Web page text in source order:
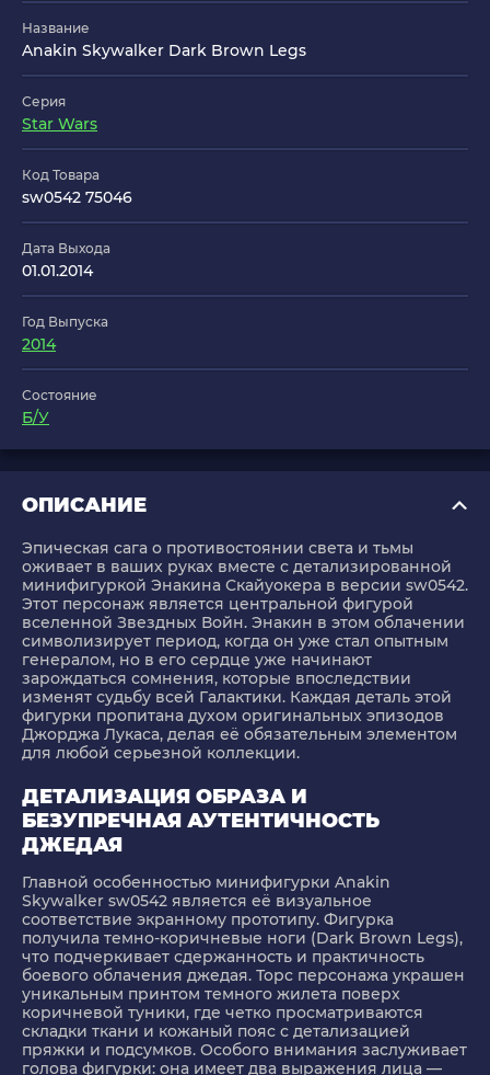
Название
Anakin Skywalker Dark Brown Legs
Серия
Star Wars
Код Товара
sw0542 75046
Дата Выхода
01.01.2014
Год Выпуска
2014
Состояние
Б/У
ОПИСАНИЕ
Эпическая сага о противостоянии света и тьмы
оживает в ваших руках вместе с детализированной
минифигуркой Энакина Скайуокера в версии sw0542.
Этот персонаж является центральной фигурой
вселенной Звездных Войн. Энакин в этом облачении
символизирует период, когда он уже стал опытным
генералом, но в его сердце уже начинают
зарождаться сомнения, которые впоследствии
изменят судьбу всей Галактики. Каждая деталь этой
фигурки пропитана духом оригинальных эпизодов
Джорджа Лукаса, делая её обязательным элементом
для любой серьезной коллекции.
ДЕТАЛИЗАЦИЯ ОБРАЗА И
БЕЗУПРЕЧНАЯ АУТЕНТИЧНОСТЬ
ДЖЕДАЯ
Главной особенностью минифигурки Anakin
Skywalker sw0542 является её визуальное
соответствие экранному прототипу. Фигурка
получила темно-коричневые ноги (Dark Brown Legs),
что подчеркивает сдержанность и практичность
боевого облачения джедая. Торс персонажа украшен
уникальным принтом темного жилета поверх
коричневой туники, где четко просматриваются
складки ткани и кожаный пояс с детализацией
пряжки и подсумков. Особого внимания заслуживает
голова фигурки: она имеет два выражения лица —